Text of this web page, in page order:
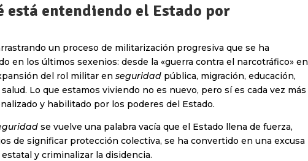
está entendiendo el Estado por
un proceso de militarización progresiva que se ha
en los últimos sexenios: desde la «guerra contra el narcotráfico» en
del rol militar en seguridad pública, migración, educación,
Lo que estamos viviendo no es nuevo, pero sí es cada vez más
y habilitado por los poderes del Estado.
se vuelve una palabra vacía que el Estado llena de fuerza,
de significar protección colectiva, se ha convertido en una excusa
y criminalizar la disidencia.